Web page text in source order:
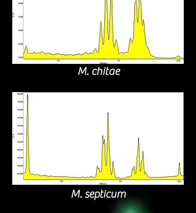
M. chitae
M. septicum